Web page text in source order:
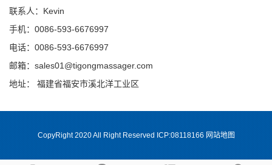
联系人：Kevin
手机：0086-593-6676997
电话：0086-593-6676997
邮箱：sales01@tigongmassager.com
地址： 福建省福安市溪北洋工业区
CopyRight 2020 All Right Reserved ICP:08118166 网站地图